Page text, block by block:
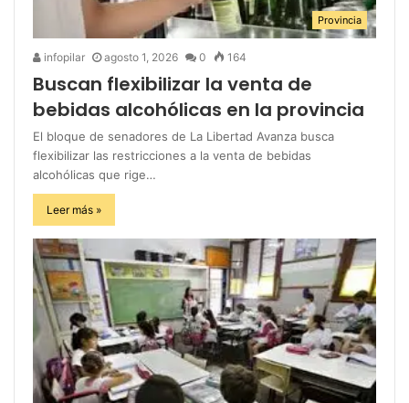
Provincia
infopilar agosto 1, 2026 0 164
Buscan flexibilizar la venta de
bebidas alcohólicas en la provincia
El bloque de senadores de La Libertad Avanza busca
flexibilizar las restricciones a la venta de bebidas
alcohólicas que rige…
Leer más »